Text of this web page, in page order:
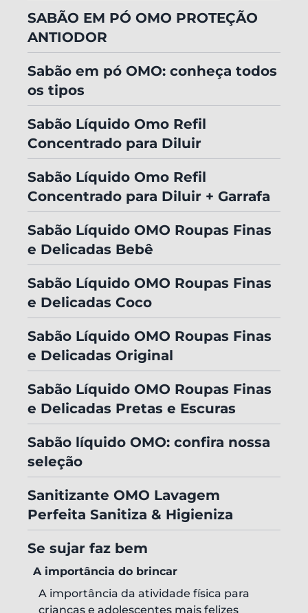
SABÃO EM PÓ OMO PROTEÇÃO
ANTIODOR​
Sabão em pó OMO: conheça todos
os tipos
Sabão Líquido Omo Refil
Concentrado para Diluir
Sabão Líquido Omo Refil
Concentrado para Diluir + Garrafa
Sabão Líquido OMO Roupas Finas
e Delicadas Bebê
Sabão Líquido OMO Roupas Finas
e Delicadas Coco
Sabão Líquido OMO Roupas Finas
e Delicadas Original
Sabão Líquido OMO Roupas Finas
e Delicadas Pretas e Escuras
Sabão líquido OMO: confira nossa
seleção
Sanitizante OMO Lavagem
Perfeita Sanitiza & Higieniza
Se sujar faz bem
A importância do brincar
A importância da atividade física para
crianças e adolescentes mais felizes